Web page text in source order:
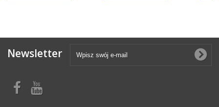
Newsletter